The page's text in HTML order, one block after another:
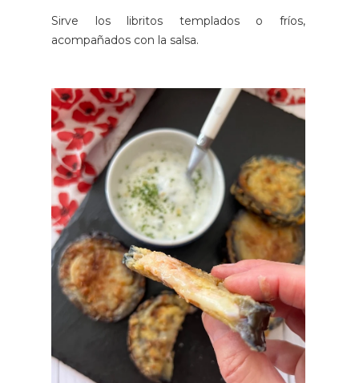
Sirve los libritos templados o fríos,
acompañados con la salsa.